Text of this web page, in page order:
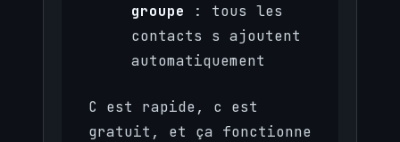
groupe : tous les
contacts s ajoutent
automatiquement
C est rapide, c est
gratuit, et ça fonctionne